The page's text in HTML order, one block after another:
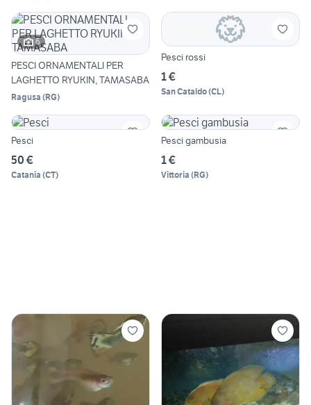
6
PESCI ORNAMENTALI PER
LAGHETTO RYUKIN, TAMASABA
Ragusa (RG)
Pesci rossi
1 €
San Cataldo(CL)
Pesci
50 €
Catania (CT)
Pesci gambusia
1 €
Vittoria (RG)